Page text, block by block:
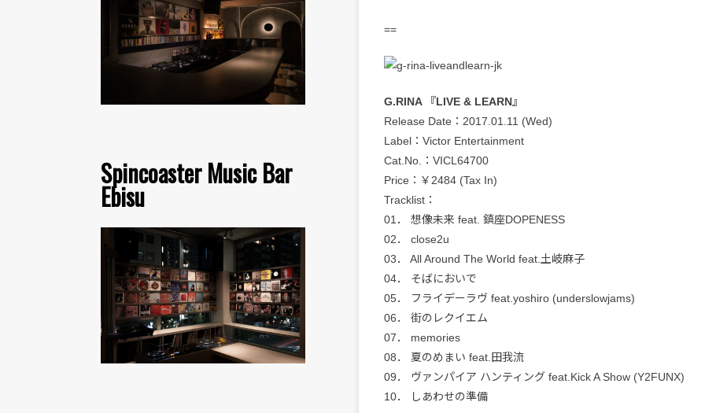
Spincoaster Music Bar
Ebisu
==
G.RINA 『LIVE & LEARN』
Release Date：2017.01.11 (Wed)
Label：Victor Entertainment
Cat.No.：VICL64700
Price：￥2484 (Tax In)
Tracklist：
01． 想像未来 feat. 鎮座DOPENESS
02． close2u
03． All Around The World feat.土岐麻子
04． そばにおいで
05． フライデーラヴ feat.yoshiro (underslowjams)
06． 街のレクイエム
07． memories
08． 夏のめまい feat.田我流
09． ヴァンパイア ハンティング feat.Kick A Show (Y2FUNX)
10． しあわせの準備